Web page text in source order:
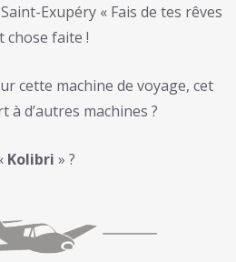
Exupéry « Fais de tes rêves
chose faite !
cette machine de voyage, cet
à d’autres machines ?
Kolibri » ?